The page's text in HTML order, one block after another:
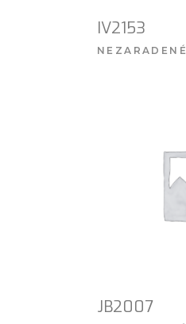
IV2153
NEZARADENÉ
JB2007